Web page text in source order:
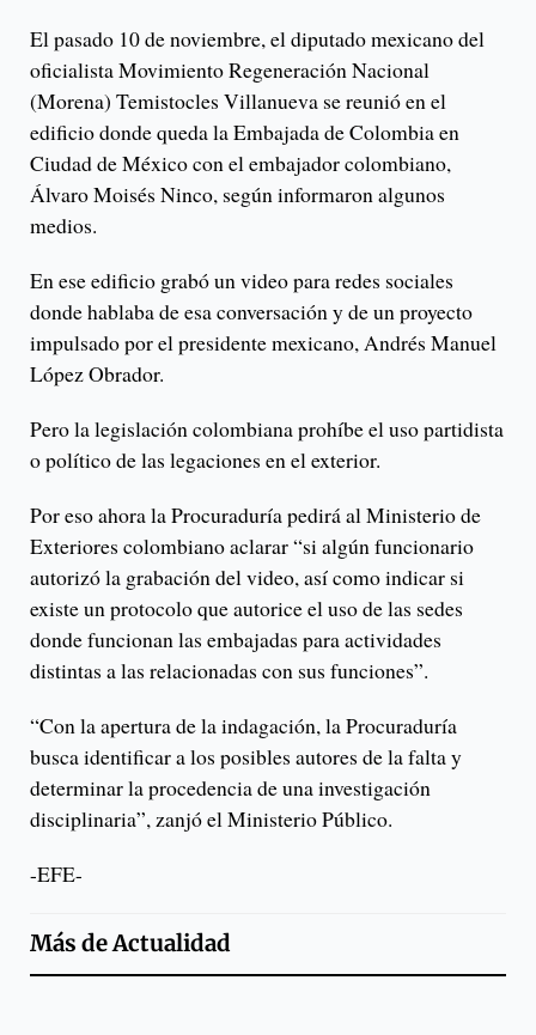
El pasado 10 de noviembre, el diputado mexicano del
oficialista Movimiento Regeneración Nacional
(Morena) Temistocles Villanueva se reunió en el
edificio donde queda la Embajada de Colombia en
Ciudad de México con el embajador colombiano,
Álvaro Moisés Ninco, según informaron algunos
medios.
En ese edificio grabó un video para redes sociales
donde hablaba de esa conversación y de un proyecto
impulsado por el presidente mexicano, Andrés Manuel
López Obrador.
Pero la legislación colombiana prohíbe el uso partidista
o político de las legaciones en el exterior.
Por eso ahora la Procuraduría pedirá al Ministerio de
Exteriores colombiano aclarar “si algún funcionario
autorizó la grabación del video, así como indicar si
existe un protocolo que autorice el uso de las sedes
donde funcionan las embajadas para actividades
distintas a las relacionadas con sus funciones”.
“Con la apertura de la indagación, la Procuraduría
busca identificar a los posibles autores de la falta y
determinar la procedencia de una investigación
disciplinaria”, zanjó el Ministerio Público.
-EFE-
Más deActualidad